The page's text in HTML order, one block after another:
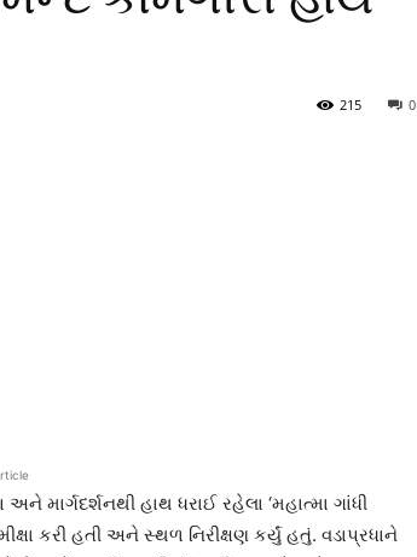
0
215
માર્ગદર્શનથી હાથ ધરાઈ રહેલા ‘મહાત્મા ગાંધી
કરી હતી અને સ્થળ નિરીક્ષણ કર્યું હતું. વડાપ્રધાને